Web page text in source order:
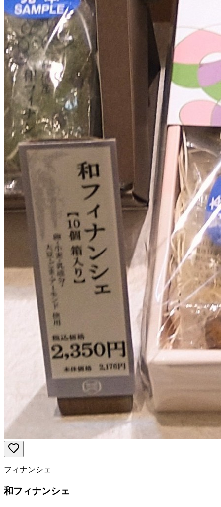
フィナンシェ
和フィナンシェ